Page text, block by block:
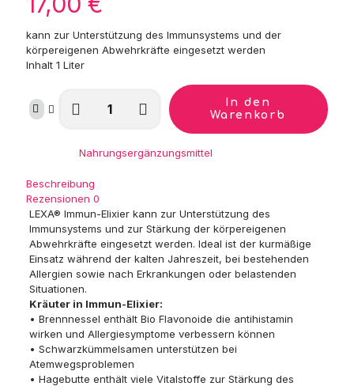
kann zur Unterstützung des Immunsystems und der
körpereigenen Abwehrkräfte eingesetzt werden
Inhalt 1 Liter
In den
Warenkorb
Nahrungsergänzungsmittel
Beschreibung
Rezensionen 0
LEXA® Immun-Elixier kann zur Unterstützung des
Immunsystems und zur Stärkung der körpereigenen
Abwehrkräfte eingesetzt werden. Ideal ist der kurmäßige
Einsatz während der kalten Jahreszeit, bei bestehenden
Allergien sowie nach Erkrankungen oder belastenden
Situationen.
Kräuter in Immun-Elixier:
• Brennnessel enthält Bio Flavonoide die antihistamin
wirken und Allergiesymptome verbessern können
• Schwarzkümmelsamen unterstützen bei
Atemwegsproblemen
• Hagebutte enthält viele Vitalstoffe zur Stärkung des